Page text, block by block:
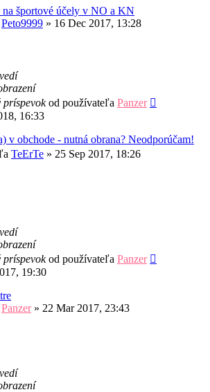
na športové účely v NO a KN
Peto9999 » 16 Dec 2017, 13:28
príspevokod používateľa Panzer
16:33
v obchode - nutná obrana? Neodporúčam!
TeErTe » 25 Sep 2017, 18:26
príspevokod používateľa Panzer
19:30
Panzer» 22 Mar 2017, 23:43